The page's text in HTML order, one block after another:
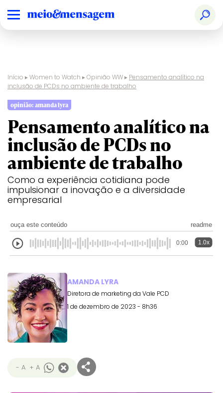
Início ▸Women to Watch ▸Opinião WW▸ Pensamento analítico na
inclusão de PCDs no ambiente de trabalho
opinião: amanda lyra
Pensamento analítico na
inclusão de PCDs no
ambiente de trabalho
Como a experiência cotidiana pode
impulsionar a inovação e a diversidade
empresarial
ouça este conteúdo readme
0:00 1.0x
AMANDA LYRA
Diretora de marketing da Vale PCD
1 de dezembro de 2023 - 8h36
- A + A